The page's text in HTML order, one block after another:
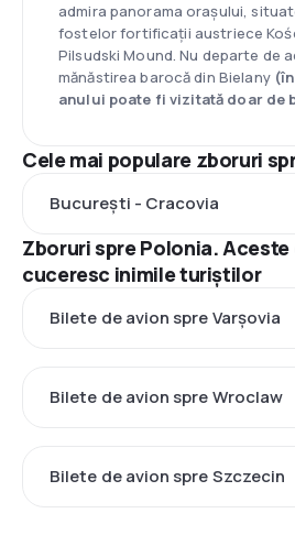
admira panorama orașului,
fostelor fortificații austriece
Pilsudski Mound. Nu departe de
mănăstirea barocă din Bielany(în
anului poate fi vizitată doar de
Cele mai populare zboruri
București - Cracovia
Zboruri spre Polonia.
cuceresc inimile turiștilor
Bilete de avion spre Varşovia
Bilete de avion spre Wroclaw
Bilete de avion spre Szczecin